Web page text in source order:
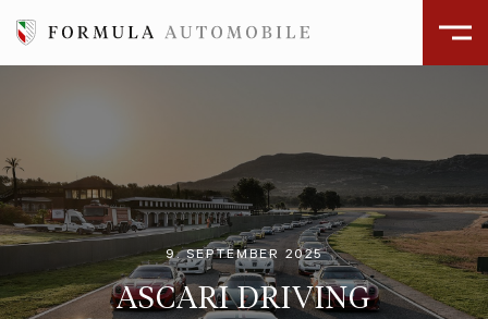
9. SEPTEMBER 2025
ASCARI DRIVING